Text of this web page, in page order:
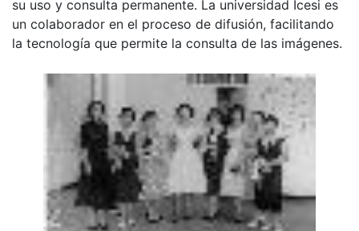
su uso y consulta permanente. La universidad Icesi es
un colaborador en el proceso de difusión, facilitando
la tecnología que permite la consulta de las imágenes.